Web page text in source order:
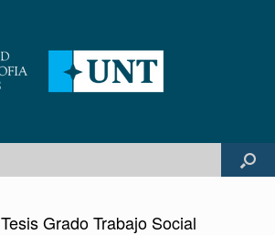
Tesis Grado Trabajo Social